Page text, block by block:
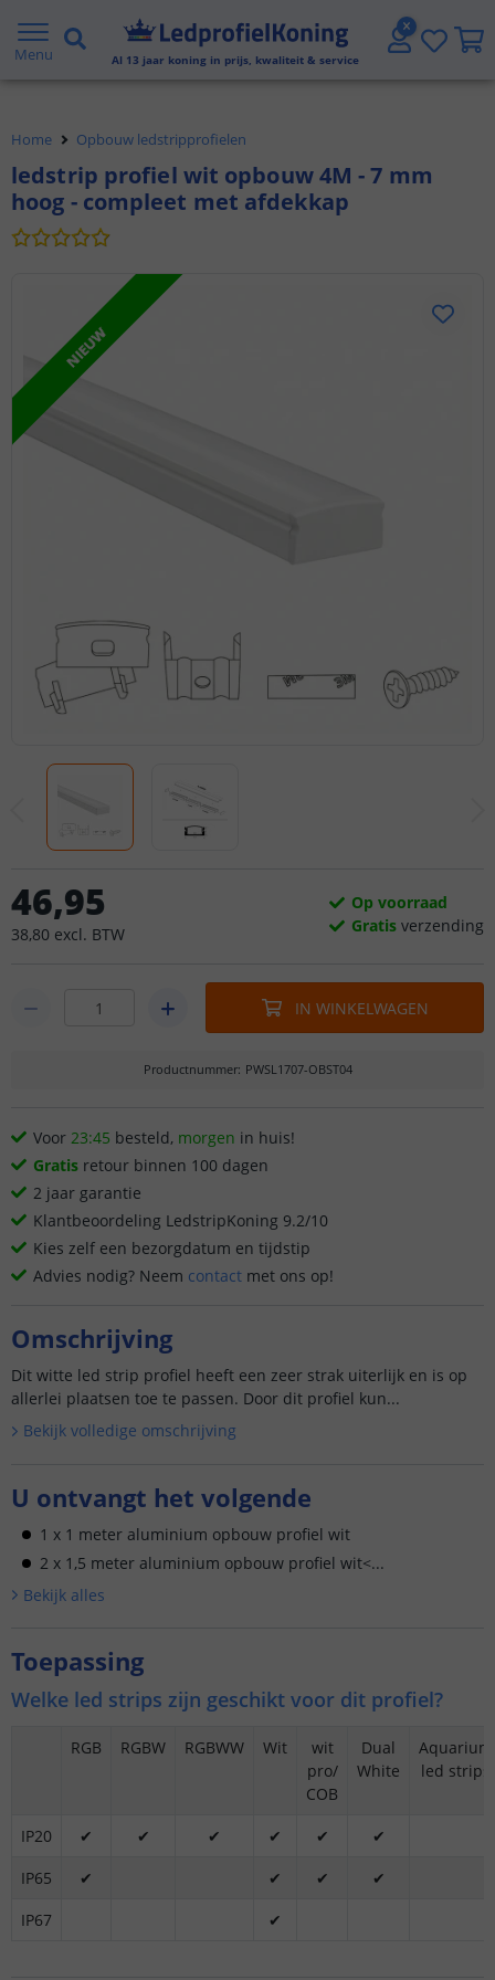
Menu Al 13 jaar koning in prijs, kwaliteit & service
Gratis verzending vanaf € 20,- NL en BE
Voor 23:45 uur besteld,
Home Opbouw ledstripprofielen
ledstrip profiel wit opbouw 4M - 7 mm
hoog - compleet met afdekkap
NIEUW
46,95
38,80 excl. BTW
Op voorraad
Gratis verzending
IN WINKELWAGEN
Productnummer: PWSL1707-OBST04
Voor 23:45 besteld, morgen in huis!
Gratis retour binnen 100 dagen
2 jaar garantie
Klantbeoordeling LedstripKoning 9.2/10
Kies zelf een bezorgdatum en tijdstip
Advies nodig? Neem contact met ons op!
Omschrijving
Dit witte led strip profiel heeft een zeer strak uiterlijk en is op
allerlei plaatsen toe te passen. Door dit profiel kun...
Bekijk volledige omschrijving
U ontvangt het volgende
1 x 1 meter aluminium opbouw profiel wit
2 x 1,5 meter aluminium opbouw profiel wit<...
Bekijk alles
Toepassing
Welke led strips zijn geschikt voor dit profiel?
RGB RGBW RGBWW Wit
wit
pro/
COB
Dual
White
Aquarium
led strips
IP20 ✔ ✔ ✔ ✔ ✔
✔
IP65
✔ ✔ ✔
✔
IP67
✔